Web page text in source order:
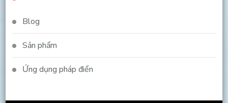
Blog
Sản phẩm
Ứng dụng pháp điển